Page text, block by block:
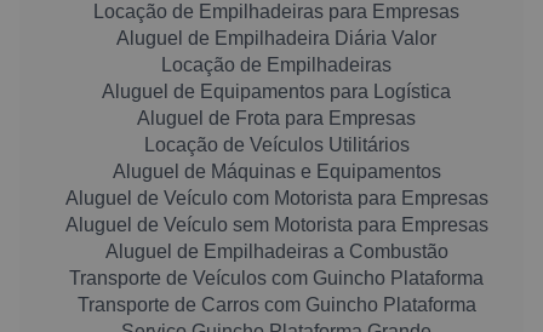
Locação de Empilhadeiras para Empresas
Aluguel de Empilhadeira Diária Valor
Locação de Empilhadeiras
Aluguel de Equipamentos para Logística
Aluguel de Frota para Empresas
Locação de Veículos Utilitários
Aluguel de Máquinas e Equipamentos
Aluguel de Veículo com Motorista para Empresas
Aluguel de Veículo sem Motorista para Empresas
Aluguel de Empilhadeiras a Combustão
Transporte de Veículos com Guincho Plataforma
Transporte de Carros com Guincho Plataforma